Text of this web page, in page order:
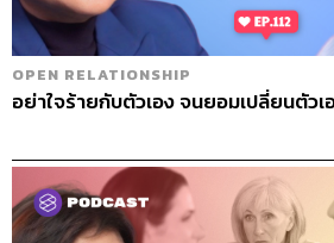
OPEN RELATIONSHIP
อย่าใจร้ายกับตัวเอง จนยอมเปลี่ยนตัวเ